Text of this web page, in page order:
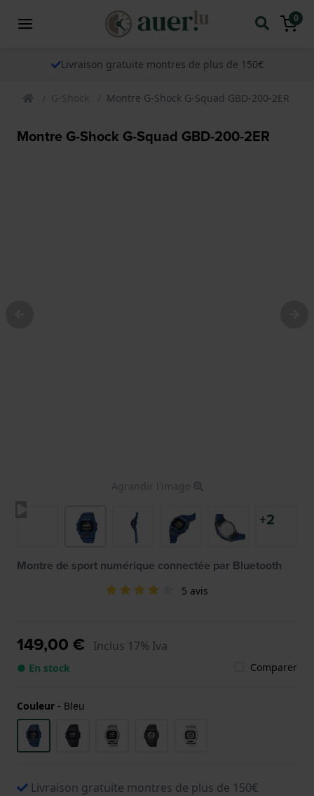
0
Livraison gratuite montres de plus de 150€
G-Shock Montre G-Shock G-Squad GBD-200-2ER
Montre G-Shock G-Squad GBD-200-2ER
Agrandir l'image
+2
Montre de sport numérique connectée par Bluetooth
5 avis
149,00 € Inclus 17% Iva
● En stock Comparer
Couleur - Bleu
Livraison gratuite montres de plus de 150€